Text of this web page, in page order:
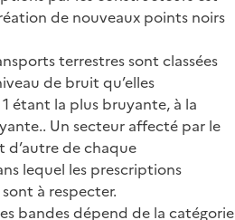
de nouveaux points noirs
terrestres sont classées
de bruit qu’elles
étant la plus bruyante, à la
Un secteur affecté par le
de chaque
lequel les prescriptions
à respecter.
bandes dépend de la catégorie